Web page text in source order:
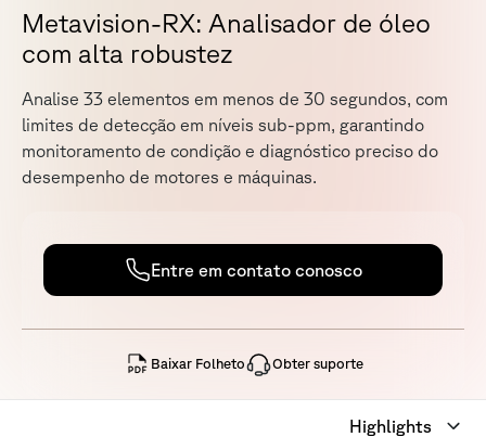
Metavision-RX: Analisador de óleo
com alta robustez
Analise 33 elementos em menos de 30 segundos, com
limites de detecção em níveis sub-ppm, garantindo
monitoramento de condição e diagnóstico preciso do
desempenho de motores e máquinas.
Entre em contato conosco
Baixar Folheto Obter suporte
Highlights